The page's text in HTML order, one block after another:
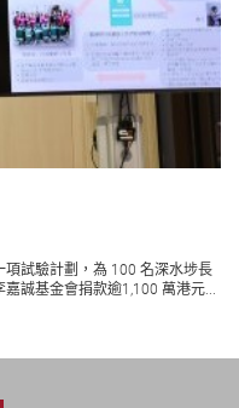
試驗計劃，為 100 名深水埗長
誠基金會捐款逾1,100 萬港元...